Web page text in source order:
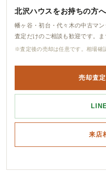
北沢ハウスをお持ちの方へ
幡ヶ谷・初台・代々木の中古マ
査定だけのご相談も歓迎です。ま
※査定後の売却は任意です。相場確
売却査
来店